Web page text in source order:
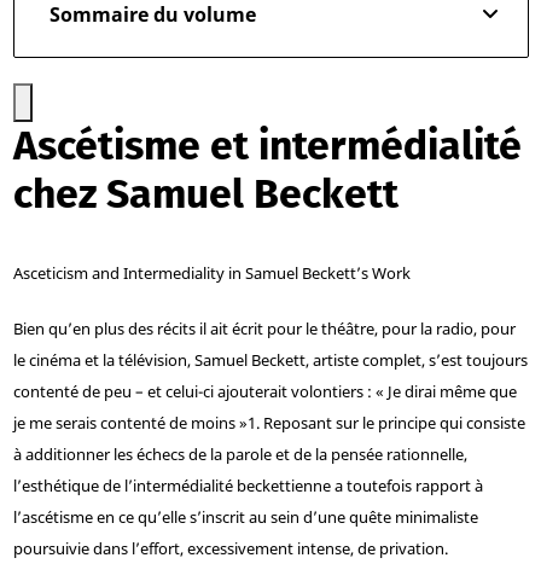
Sommaire du volume
Ascétisme et intermédialité
chez Samuel Beckett
Asceticism and Intermediality in Samuel Beckett’s Work
Bien qu’en plus des récits il ait écrit pour le théâtre, pour la radio, pour
le cinéma et la télévision, Samuel Beckett, artiste complet, s’est toujours
contenté de peu – et celui-ci ajouterait volontiers : « Je dirai même que
je me serais contenté de moins »1. Reposant sur le principe qui consiste
à additionner les échecs de la parole et de la pensée rationnelle,
l’esthétique de l’intermédialité beckettienne a toutefois rapport à
l’ascétisme en ce qu’elle s’inscrit au sein d’une quête minimaliste
poursuivie dans l’effort, excessivement intense, de privation.